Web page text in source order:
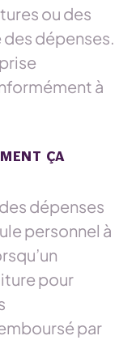
ou des
dépenses.
à
ÇA
dépenses
personnel à
pour
par